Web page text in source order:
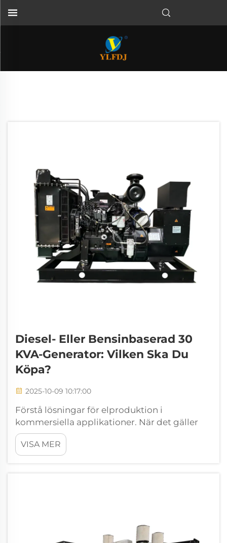
Diesel- Eller Bensinbaserad 30
KVA-Generator: Vilken Ska Du
Köpa?
2025-10-09 10:17:00
Förstå lösningar för elproduktion i
kommersiella applikationer. När det gäller
tillförlitliga reservkraftslösningar utgör en
30kVA-generator en avgörande investering
för medelstora företag, byggarbetsplatser
VISA MER